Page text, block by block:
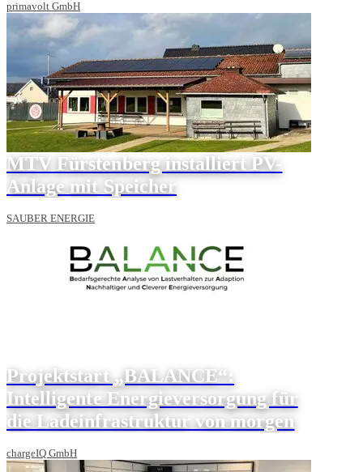
primavolt GmbH
MTV Fürstenberg installiert PV-
Anlage mit Speicher
SAUBER ENERGIE
Projektstart „BALANCE“:
Intelligente Energieversorgung für
die Ladeinfrastruktur von morgen
chargeIQ GmbH